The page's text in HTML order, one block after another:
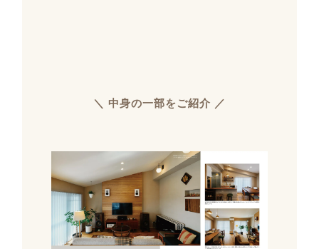
＼ 中身の一部をご紹介 ／